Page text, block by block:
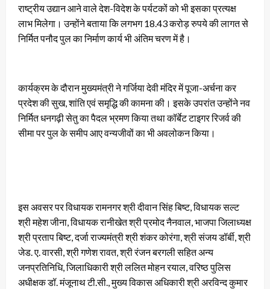
राष्ट्रीय उद्यान आने वाले देश-विदेश के पर्यटकों को भी इसका प्रत्यक्ष
लाभ मिलेगा। उन्होंने बताया कि लगभग 18.43 करोड़ रुपये की लागत से
निर्मित पनौद पुल का निर्माण कार्य भी अंतिम चरण में है।
कार्यक्रम के दौरान मुख्यमंत्री ने गर्जिया देवी मंदिर में पूजा-अर्चना कर
प्रदेश की सुख, शांति एवं समृद्धि की कामना की। इसके उपरांत उन्होंने नव
निर्मित धनगढ़ी सेतु का पैदल भ्रमण किया तथा कॉर्बेट टाइगर रिजर्व की
सीमा पर पुल के समीप आए वन्यजीवों का भी अवलोकन किया।
इस अवसर पर विधायक रामनगर श्री दीवान सिंह बिष्ट, विधायक सल्ट
श्री महेश जीना, विधायक रानीखेत श्री प्रमोद नैनवाल, भाजपा जिलाध्यक्ष
श्री प्रताप बिष्ट, दर्जा राज्यमंत्री श्री शंकर कोरंगा, श्री संजय डॉर्बी, श्री
जेड. ए. वारसी, श्री गणेश रावत, श्री रंजन बरगली सहित अन्य
जनप्रतिनिधि, जिलाधिकारी श्री ललित मोहन रयाल, वरिष्ठ पुलिस
अधीक्षक डॉ. मंजूनाथ टी.सी., मुख्य विकास अधिकारी श्री अरविन्द कुमार